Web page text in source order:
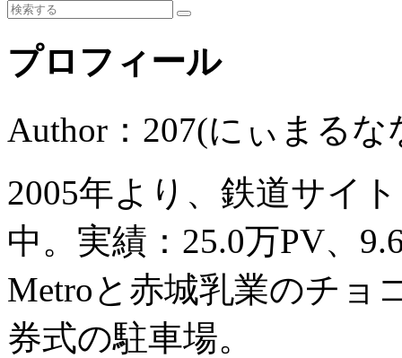
プロフィール
Author：207(にぃまるな
2005年より、鉄道サイ
中。実績：25.0万PV、
Metroと赤城乳業のチョ
券式の駐車場。